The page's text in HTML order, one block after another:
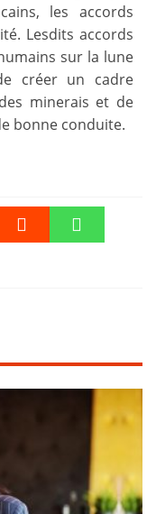
les accords
Lesdits accords
sur la lune
créer un cadre
minerais et de
bonne conduite.